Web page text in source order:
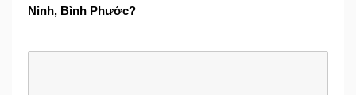
Ninh, Bình Phước?